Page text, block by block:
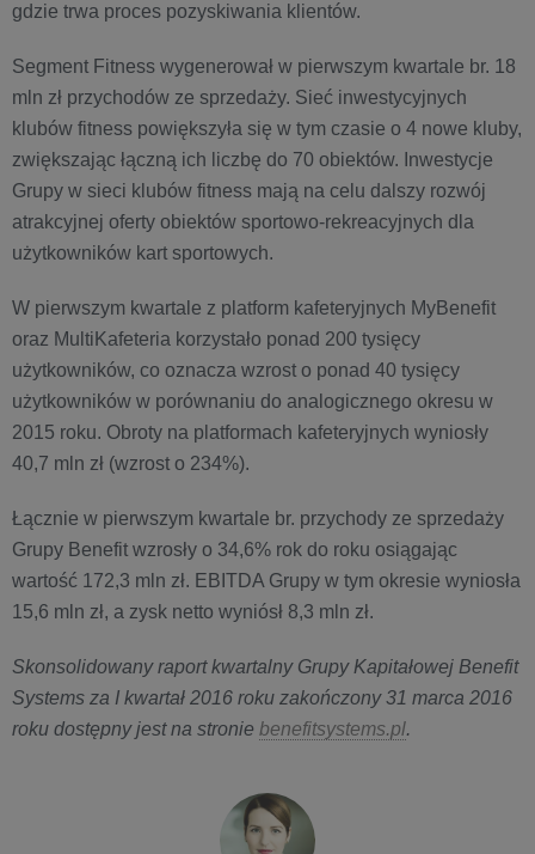
gdzie trwa proces pozyskiwania klientów.
Segment Fitness wygenerował w pierwszym kwartale br. 18
mln zł przychodów ze sprzedaży. Sieć inwestycyjnych
klubów fitness powiększyła się w tym czasie o 4 nowe kluby,
zwiększając łączną ich liczbę do 70 obiektów. Inwestycje
Grupy w sieci klubów fitness mają na celu dalszy rozwój
atrakcyjnej oferty obiektów sportowo-rekreacyjnych dla
użytkowników kart sportowych.
W pierwszym kwartale z platform kafeteryjnych MyBenefit
oraz MultiKafeteria korzystało ponad 200 tysięcy
użytkowników, co oznacza wzrost o ponad 40 tysięcy
użytkowników w porównaniu do analogicznego okresu w
2015 roku. Obroty na platformach kafeteryjnych wyniosły
40,7 mln zł (wzrost o 234%).
Łącznie w pierwszym kwartale br. przychody ze sprzedaży
Grupy Benefit wzrosły o 34,6% rok do roku osiągając
wartość 172,3 mln zł. EBITDA Grupy w tym okresie wyniosła
15,6 mln zł, a zysk netto wyniósł 8,3 mln zł.
Skonsolidowany raport kwartalny Grupy Kapitałowej Benefit
Systems za I kwartał 2016 roku zakończony 31 marca 2016
roku dostępny jest na stronie benefitsystems.pl.